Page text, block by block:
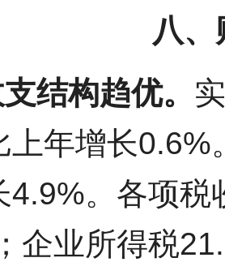
八
结构趋优。
上年增长
4.9%。各项
企业所得税